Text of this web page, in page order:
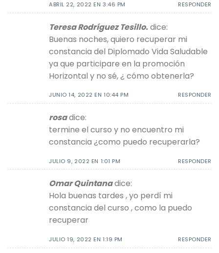
ABRIL 22, 2022 EN 3:46 PM RESPONDER
Teresa Rodríguez Tesillo.dice:
Buenas noches, quiero recuperar mi
constancia del Diplomado Vida Saludable
ya que participare en la promoción
Horizontal y no sé, ¿ cómo obtenerla?
JUNIO 14, 2022 EN 10:44 PM RESPONDER
rosadice:
termine el curso y no encuentro mi
constancia ¿como puedo recuperarla?
JULIO 9, 2022 EN 1:01 PM RESPONDER
Omar Quintanadice:
Hola buenas tardes , yo perdí mi
constancia del curso , como la puedo
recuperar
JULIO 19, 2022 EN 1:19 PM RESPONDER